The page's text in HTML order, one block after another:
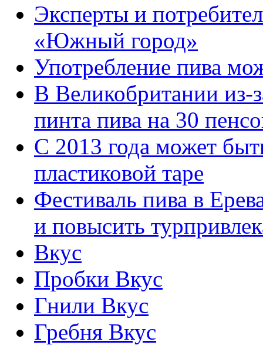
Эксперты и
«Южный город»
Употребление пива
В Великобритании из-
пинта пива на 30
С 2013 года может
пластиковой таре
Фестиваль пива в
и повысить
Вкус
Пробки Вкус
Гнили Вкус
Гребня Вкус